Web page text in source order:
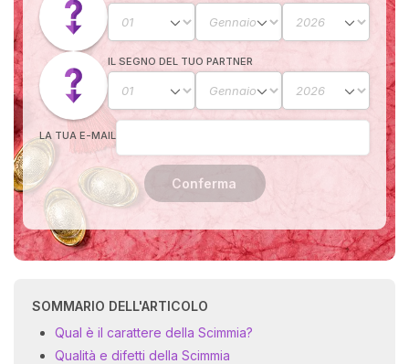
IL SEGNO DEL TUO PARTNER
LA TUA E-MAIL
Conferma
SOMMARIO DELL'ARTICOLO
Qual è il carattere della Scimmia?
Qualità e difetti della Scimmia